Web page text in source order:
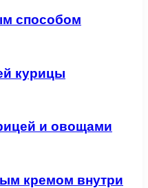
способом
курицы
и овощами
кремом внутри